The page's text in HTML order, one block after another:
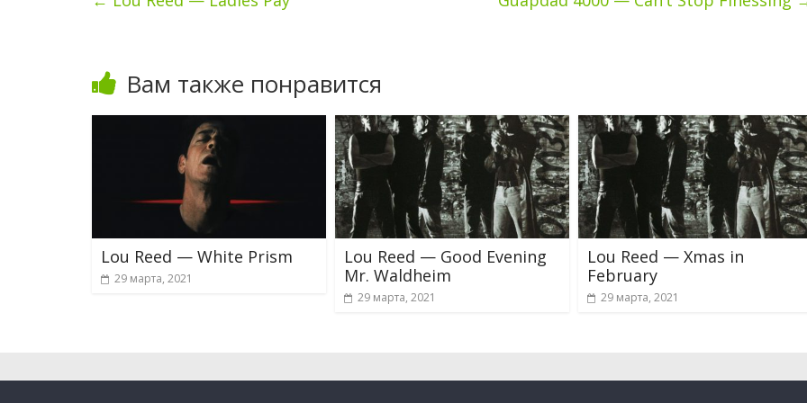
Вам также понравится
Lou Reed — White Prism
29 марта, 2021
Lou Reed — Good Evening
Mr. Waldheim
29 марта, 2021
Lou Reed — Xmas in
February
29 марта, 2021